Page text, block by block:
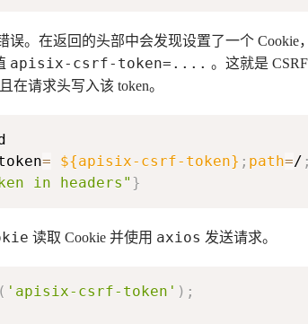
误。在返回的头部中会发现设置了一个 Cookie
apisix-csrf-token=.... 。这就是
在请求头写入该 token。
= ${apisix-csrf-token} ; path=/ ;
in headers" }
读取 Cookie 并使用 axios 发送请求。
( 'apisix-csrf-token' ) ;